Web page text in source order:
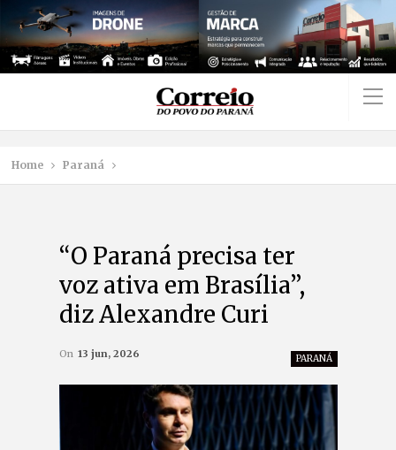
Home Paraná
“O Paraná precisa ter
voz ativa em Brasília”,
diz Alexandre Curi
PARANÁ
On 13 jun, 2026